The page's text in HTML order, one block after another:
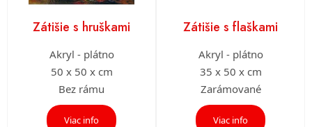
Zátišie s hruškami
Akryl - plátno
50 x 50 x cm
Bez rámu
Viac info
Zátišie s flaškami
Akryl - plátno
35 x 50 x cm
Zarámované
Viac info